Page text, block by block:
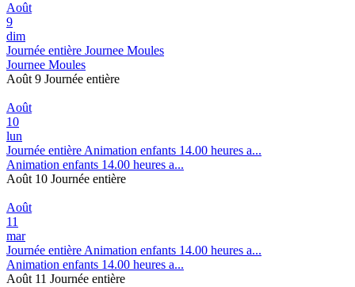
Août
9
dim
Journée entière Journee Moules
Journee Moules
Août 9 Journée entière
Août
10
lun
Journée entièreAnimation enfants 14.00 heures a...
Animation enfants 14.00 heures a...
Août 10 Journée entière
Août
11
mar
Journée entièreAnimation enfants 14.00 heures a...
Animation enfants 14.00 heures a...
Août 11 Journée entière